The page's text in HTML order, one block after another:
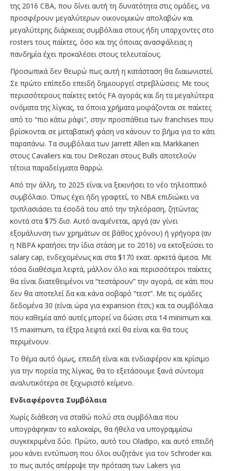
της 2016 CBA, που δίνει αυτή τη δυνατότητα στις ομάδες, να
προσφέρουν μεγαλύτερων οικονομικών απολαβών και
μεγαλύτερης διάρκειας συμβόλαια στους ήδη υπαρχοντες στο
rosters τους παίκτες, όσο και της όποιας ανασφάλειας η
πανδημία έχει προκαλέσει στους τελευταίους.
Προσωπικά δεν θεωρώ πως αυτή η κατάσταση θα διαιωνιστεί.
Σε πρώτο επίπεδο επειδή δημιουργεί στρεβλώσεις: Με τους
περισσότερους παίκτες εκτός FA αγοράς και δη τα μεγαλύτερα
ονόματα της λίγκας, τα όποια χρήματα μοιράζονται σε παίκτες
από το “πιο κάτω ράφι”, στην προσπάθεια των franchises που
βρίσκονται σε μεταβατική φάση να κάνουν το βήμα για το κάτι
παραπάνω. Τα συμβόλαια των Jarrett Allen και Markkanen
στους Cavaliers και του DeRozan στους Bulls αποτελούν
τέτοια παραδείγματα θαρρώ.
Από την άλλη, το 2025 είναι να ξεκινήσει το νέο τηλεοπτικό
συμβόλαιο. Όπως έχει ήδη γραφτεί, το ΝΒΑ επιδιώκει να
τριπλασιάσει τα έσοδά του από την τηλεόραση, ζητώντας
κοντά στα $75 δισ. Αυτό αναμένεται, αργά (αν γίνει
εξομάλυνση των χρημάτων σε βάθος χρόνου) ή γρήγορα (αν
η ΝΒΡΑ κρατήσει την ίδια στάση με το 2016) να εκτοξεύσει το
salary cap, ενδεχομένως και στα $170 εκατ. αρκετά άμεσα. Με
τόσα διαθέσιμα λεφτά, μάλλον όλο και περισσότεροι παίκτες
θα είναι διατεθειμένοι να “τεστάρουν” την αγορά, σε κάτι που
δεν θα αποτελεί δα και κάνα σοβαρό “τεστ”. Με τις ομάδες
δεδομένα 30 (είναι ώρα για expansion έτσι;) και τα συμβόλαια
που καθεμία από αυτές μπορεί να δώσει στα 14 minimum και
15 maximum, τα έξτρα λεφτά εκεί θα είναι και θα τους
περιμένουν.
Το θέμα αυτό όμως, επειδή είναι και ενδιαφέρον και κρίσιμο
για την πορεία της λίγκας, θα το εξετάσουμε ξανά σύντομα
αναλυτικότερα σε ξεχωριστό κείμενο.
Ενδιαφέροντα Συμβόλαια
Χωρίς διάθεση να σταθώ πολύ στα συμβόλαια που
υπογράφηκαν το καλοκαίρι, θα ήθελα να υπογραμμίσω
συγκεκριμένα δύο. Πρώτο, αυτό του Oladipo, και αυτό επειδή
μου κάνει εντύπωση που όλοι συζητάνε για τον Schroder και
το πως αυτός απέρριψε την πρόταση των Lakers για